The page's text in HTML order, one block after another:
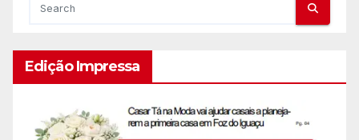
Edição Impressa